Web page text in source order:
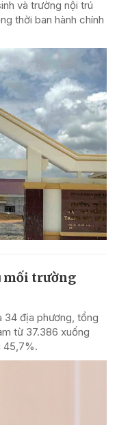
và trường nội trú
thời ban hành chính
mối trường
địa phương, tổng
từ 37.386 xuống
45,7%.